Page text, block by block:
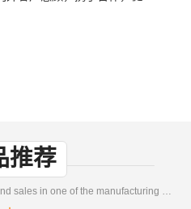
推荐
Development, design, production and sales in one of the manufacturing enterprises